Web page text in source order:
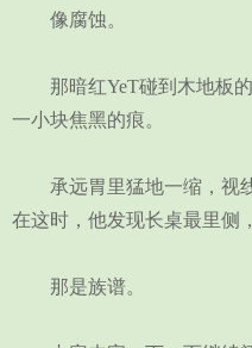
像腐蚀。
那暗红YeT碰到木地板的
一小块焦黑的痕。
承远胃里猛地一缩，视线
在这时，他发现长桌最里侧
那是族谱。